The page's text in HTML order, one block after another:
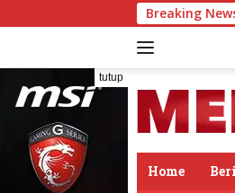
ke
Breaking
tutup
Home